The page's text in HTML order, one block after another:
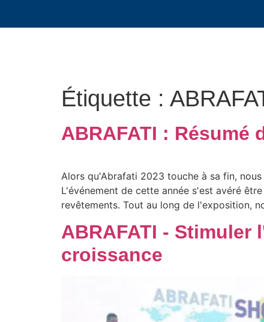
Étiquette :
ABRAFATI : Résumé
Alors qu'Abrafati 2023 touche à sa fin,
L'événement de cette année s'est avéré
revêtements. Tout au long de l'exposition,
ABRAFATI -
croissance